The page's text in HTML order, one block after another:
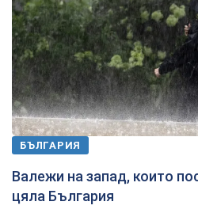
БЪЛГАРИЯ
Валежи на запад, които
цяла България